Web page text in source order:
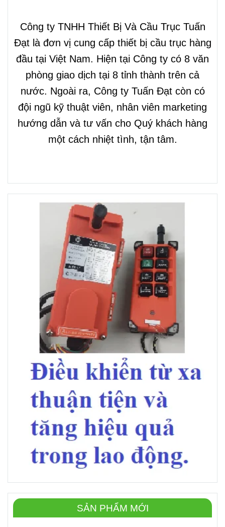
Công ty TNHH Thiết Bị Và Cầu Trục Tuấn
Đạt là đơn vị cung cấp thiết bị cầu trục hàng
đầu tại Việt Nam. Hiện tại Công ty có 8 văn
phòng giao dịch tại 8 tỉnh thành trên cả
nước. Ngoài ra, Công ty Tuấn Đạt còn có
đội ngũ kỹ thuật viên, nhân viên marketing
hướng dẫn và tư vấn cho Quý khách hàng
một cách nhiệt tình, tận tâm.
SẢN PHẨM MỚI